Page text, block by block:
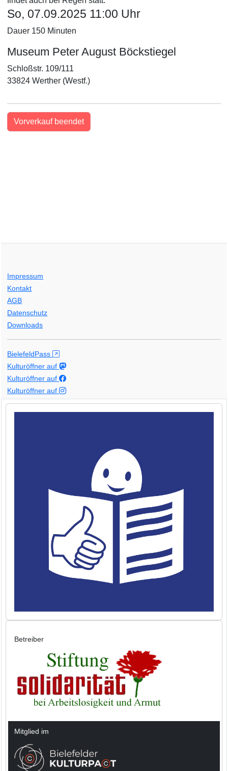
So, 07.09.2025 11:00 Uhr
Dauer 150 Minuten
Museum Peter August Böckstiegel
Schloßstr. 109/111
33824 Werther (Westf.)
Vorverkauf beendet
Impressum
Kontakt
AGB
Datenschutz
Downloads
BielefeldPass
Kulturöffner auf
Kulturöffner auf
Kulturöffner auf
Betreiber
Mitglied im